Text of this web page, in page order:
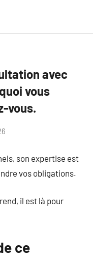
avec
vous
vous.
son expertise est
vos obligations.
il est là pour
ce